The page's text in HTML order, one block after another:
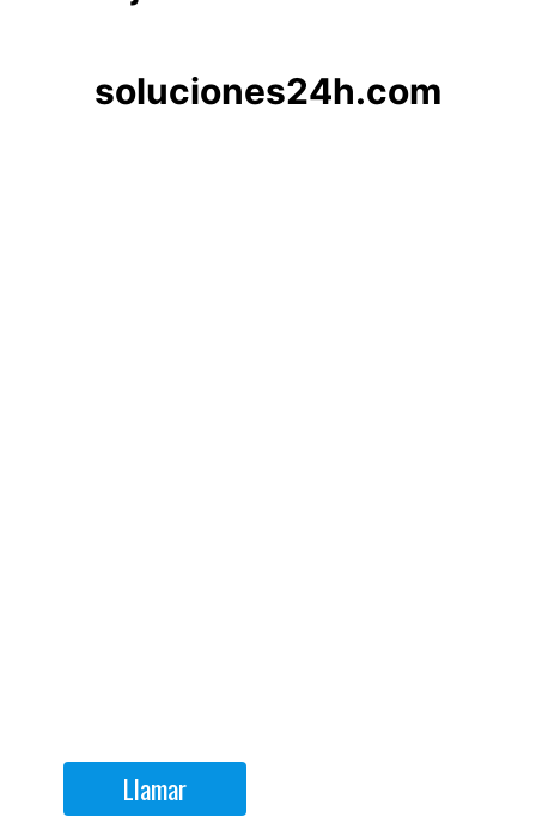
soluciones24h.com
Llamar